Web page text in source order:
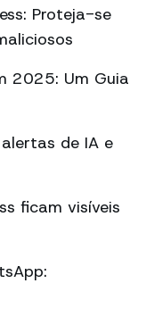
Proteja-se
2025: Um Guia
de IA e
ficam visíveis